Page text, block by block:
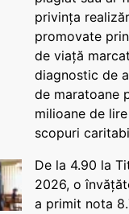
privința
promovate
de viață
diagnostic de
de maratoane
milioane de
scopuri
De la 4.90 la
2026, o
a primit nota